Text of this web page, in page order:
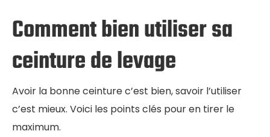
Comment bien utiliser sa
ceinture de levage
Avoir la bonne ceinture c’est bien, savoir l’utiliser
c’est mieux. Voici les points clés pour en tirer le
maximum.